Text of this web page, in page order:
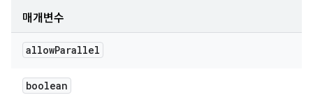
매개변수
allowParallel
boolean